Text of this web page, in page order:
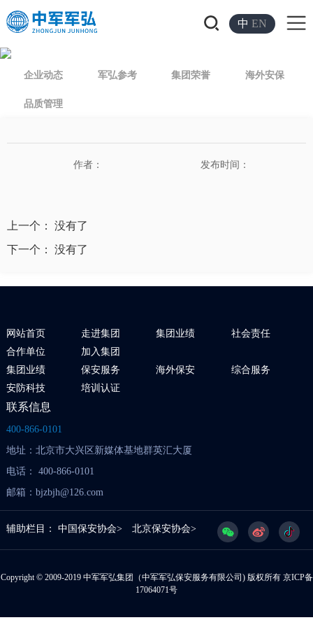
中EN
企业动态 军弘参考 集团荣誉 海外安保
品质管理
作者： 发布时间：
上一个： 没有了
下一个： 没有了
网站首页 走进集团 集团业绩
社会责任
合作单位
加入集团
集团业绩
保安服务 海外保安
综合服务
安防科技
培训认证
联系信息
400-866-0101
地址：北京市大兴区新媒体基地群英汇大厦
电话： 400-866-0101
邮箱：bjzbjh@126.com
辅助栏目： 中国保安协会> 北京保安协会>
Copyright © 2009-2019 中军军弘集团（中军军弘保安服务有限公司) 版权所有 京ICP备
17064071号